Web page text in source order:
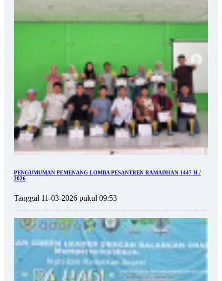
PENGUMUMAN PEMENANG LOMBA PESANTREN RAMADHAN 1447 H /
2026
Tanggal 11-03-2026 pukul 09:53